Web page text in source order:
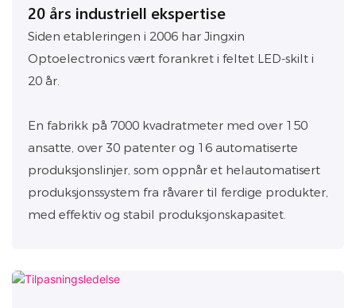
20 års industriell ekspertise
Siden etableringen i 2006 har Jingxin
Optoelectronics vært forankret i feltet LED-skilt i
20 år.
En fabrikk på 7000 kvadratmeter med over 150
ansatte, over 30 patenter og 16 automatiserte
produksjonslinjer, som oppnår et helautomatisert
produksjonssystem fra råvarer til ferdige produkter,
med effektiv og stabil produksjonskapasitet.